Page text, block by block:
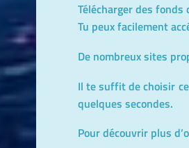
Télécharger des fonds
Tu peux facilement
De nombreux sites
Il te suffit de choisir
quelques secondes.
Pour découvrir plus